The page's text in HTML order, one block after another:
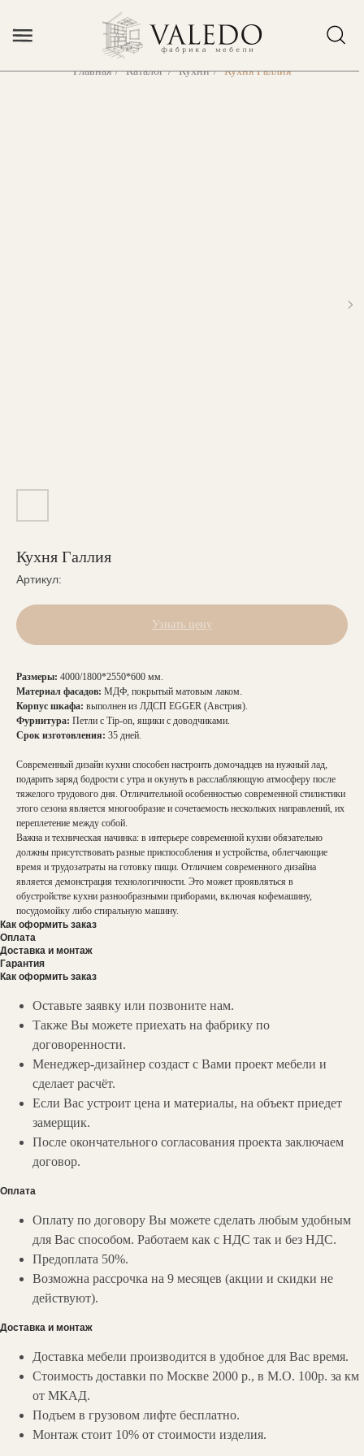
Главная / Каталог / Кухни / Кухня Галлия
Кухня Галлия
Артикул:
Узнать цену
Размеры: 4000/1800*2550*600 мм.
Материал фасадов: МДФ, покрытый матовым лаком.
Корпус шкафа: выполнен из ЛДСП EGGER (Австрия).
Фурнитура: Петли с Tip-on, ящики с доводчиками.
Срок изготовления: 35 дней.
Современный дизайн кухни способен настроить домочадцев на нужный лад,
подарить заряд бодрости с утра и окунуть в расслабляющую атмосферу после
тяжелого трудового дня. Отличительной особенностью современной стилистики
этого сезона является многообразие и сочетаемость нескольких направлений, их
переплетение между собой.
Важна и техническая начинка: в интерьере современной кухни обязательно
должны присутствовать разные приспособления и устройства, облегчающие
время и трудозатраты на готовку пищи. Отличием современного дизайна
является демонстрация технологичности. Это может проявляться в
обустройстве кухни разнообразными приборами, включая кофемашину,
посудомойку либо стиральную машину.
Как оформить заказ
Оплата
Доставка и монтаж
Гарантия
Как оформить заказ
Оставьте заявку или позвоните нам.
Также Вы можете приехать на фабрику по
договоренности.
Менеджер-дизайнер создаст с Вами проект мебели и
сделает расчёт.
Если Вас устроит цена и материалы, на объект приедет
замерщик.
После окончательного согласования проекта заключаем
договор.
Оплата
Оплату по договору Вы можете сделать любым удобным
для Вас способом. Работаем как с НДС так и без НДС.
Предоплата 50%.
Возможна рассрочка на 9 месяцев (акции и скидки не
действуют).
Доставка и монтаж
Доставка мебели производится в удобное для Вас время.
Стоимость доставки по Москве 2000 р., в М.О. 100р. за км
от МКАД.
Подъем в грузовом лифте бесплатно.
Монтаж стоит 10% от стоимости изделия.